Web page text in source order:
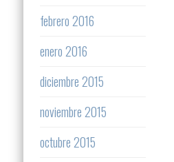
febrero 2016
enero 2016
diciembre 2015
noviembre 2015
octubre 2015